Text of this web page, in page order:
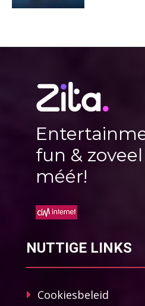
fun & zoveel
méér!
NUTTIGE LINKS
Cookiesbeleid